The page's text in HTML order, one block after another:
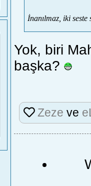
İnanılmaz, iki
Yok, biri
başka?
Zeze ve